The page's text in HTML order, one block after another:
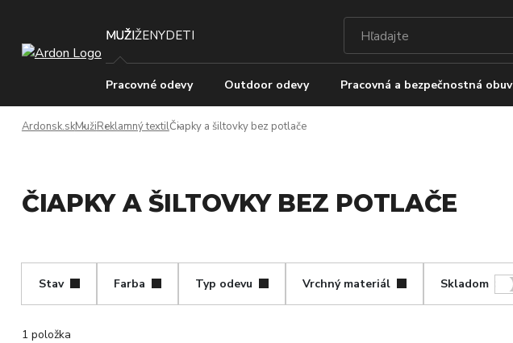
MUŽIŽENYDETI
Pracovné odevy Outdoor odevy Pracovná a bezpečnostná obuv
Ardonsk.skMužiReklamný textilČiapky a šiltovky bez potlače
ČIAPKY A ŠILTOVKY BEZ POTLAČE
Stav Farba Typ odevu Vrchný materiál Skladom
1 položka